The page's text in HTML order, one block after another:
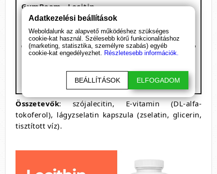
GymBeam - Lecitin
Kiszerelés: 120 kapszula
1 adag: 2 kapszula
60 adagot tartalmaz
Megnevezés
/ 2 kapszula
RDA%
2 mg 16,6%
Összetevők: szójalecitin, E-vitamin (DL-alfa-
tokoferol), lágyzselatin kapszula (zselatin, glicerin,
tisztított víz).
Adatkezelési beállítások
Weboldalunk az alapvető működéshez szükséges
cookie-kat használ. Szélesebb körű funkcionalitáshoz
(marketing, statisztika, személyre szabás) egyéb
cookie-kat engedélyezhet. Részletesebb információk.
BEÁLLÍTÁSOK ELFOGADOM